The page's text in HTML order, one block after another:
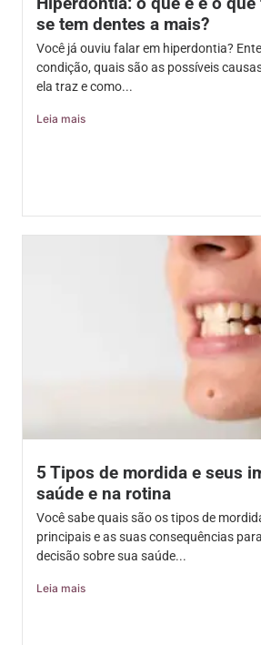
se tem dentes a mais?
Você já ouviu falar em hiperdontia?
condição, quais são as possíveis
ela traz e como...
Leia mais
5 Tipos de mordida e seus
saúde e na rotina
Você sabe quais são os tipos de
principais e as suas consequências
decisão sobre sua saúde...
Leia mais